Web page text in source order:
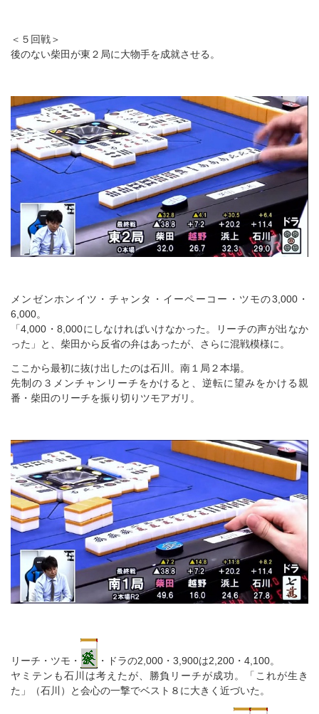
＜５回戦＞
後のない柴田が東２局に大物手を成就させる。
メンゼンホンイツ・チャンタ・イーペーコー・ツモの3,000・
6,000。
「4,000・8,000にしなければいけなかった。リーチの声が出なか
った」と、柴田から反省の弁はあったが、さらに混戦模様に。
ここから最初に抜け出したのは石川。南１局２本場。
先制の３メンチャンリーチをかけると、逆転に望みをかける親
番・柴田のリーチを振り切りツモアガリ。
リーチ・ツモ・
・ドラの2,000・3,900は2,200・4,100。
ヤミテンも石川は考えたが、勝負リーチが成功。「これが生き
た」（石川）と会心の一撃でベスト８に大きく近づいた。